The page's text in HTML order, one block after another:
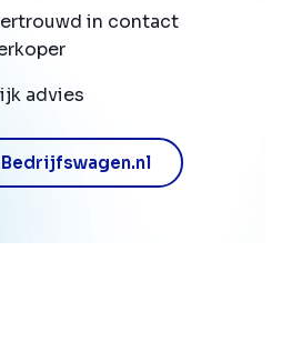
in contact
advies